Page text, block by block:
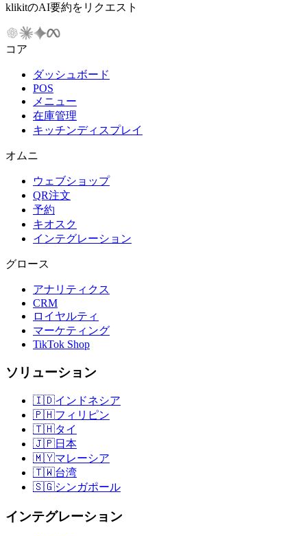
klikitのAI要約をリクエスト
コア
ダッシュボード
POS
メニュー
在庫管理
キッチンディスプレイ
オムニ
ウェブショップ
QR注文
予約
キオスク
インテグレーション
グロース
アナリティクス
CRM
ロイヤルティ
マーケティング
TikTok Shop
ソリューション
🇮🇩インドネシア
🇵🇭フィリピン
🇹🇭タイ
🇯🇵日本
🇲🇾マレーシア
🇹🇼台湾
🇸🇬シンガポール
インテグレーション